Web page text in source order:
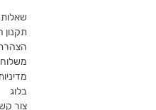
שאלות
בלוג
צור